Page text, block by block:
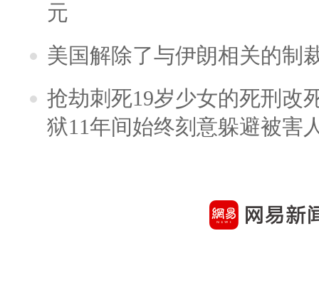
元
美国解除了与伊朗相关的制
抢劫刺死19岁少女的死刑改
狱11年间始终刻意躲避被害